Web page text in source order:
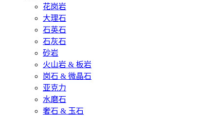
花岗岩
大理石
石英石
石灰石
砂岩
火山岩 & 板岩
岗石 & 微晶石
亚克力
水磨石
奢石 & 玉石